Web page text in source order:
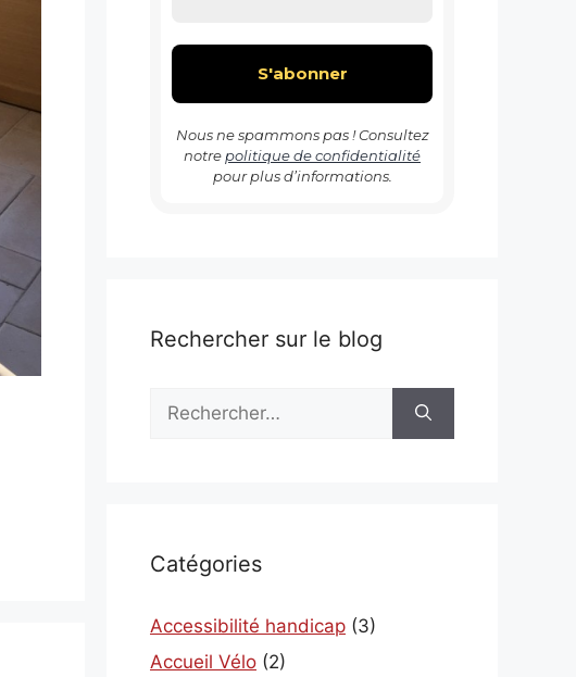
Nous ne spammons pas ! Consultez
notre politique de confidentialité
pour plus d’informations.
Rechercher sur le blog
Catégories
Accessibilité handicap (3)
Accueil Vélo (2)